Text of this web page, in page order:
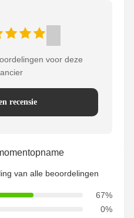
voor deze
recensie
van alle beoordelingen
67%
0%